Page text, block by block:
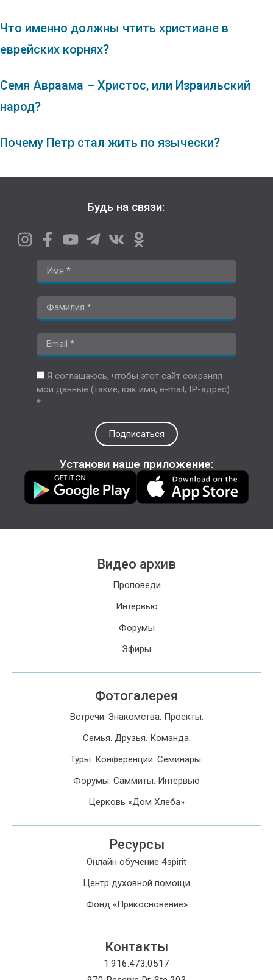
Что именно должны чтить христиане в
еврейских корнях?
Семя Авраама – Христос, или Израильский
народ?
Почему Петр стал жить по язычески?
Будь на связи:
Я соглашаюсь, чтобы этот сайт сохранял
мои данные (такие, как имя, e-mail, IP-адрес).
*
Подписаться
Установи наше приложение:
Видео архив
Проповеди
Интервью
Форумы
Эфиры
Фотогалерея
Встречи. Знакомства. Проекты.
Семья. Друзья. Команда.
Туры. Конференции. Семинары.
Форумы. Саммиты. Интервью
Церковь «Дом Хлеба»
Ресурсы
Онлайн обучение 4spirit
Центр духовной помощи
Фонд «Прикосновение»
Контакты
1.916.473.0517